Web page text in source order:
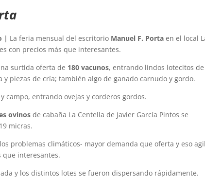
| La feria mensual del escritorio Manuel F. Portaen el local
con precios más que interesantes.
surtida oferta de 180 vacunos, entrando lindos lotecitos de
piezas de cría; también algo de ganado carnudo y gordo.
campo, entrando ovejas y corderos gordos.
ovinos de cabaña La Centella de Javier García Pintos se
micras.
problemas climáticos- mayor demanda que oferta y eso
que interesantes.
y los distintos lotes se fueron dispersando rápidamente.